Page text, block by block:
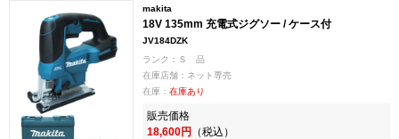
makita
18V 135mm 充電式ジグソー / ケース付
JV184DZK
ランク：Ｓ 品
在庫店舗：ネット専売
在庫： 在庫あり
販売価格
18,600円 （税込）